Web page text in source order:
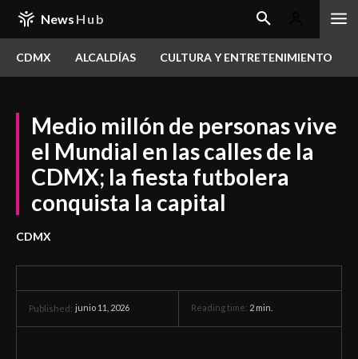
News Hub
CDMX ALCALDÍAS CULTURA Y ENTRETENIMIENTO
Medio millón de personas vive
el Mundial en las calles de la
CDMX; la fiesta futbolera
conquista la capital
CDMX
Published: junio 11, 2026 Reading time: 2 min.